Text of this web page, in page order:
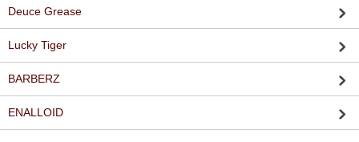
Deuce Grease
Lucky Tiger
BARBERZ
ENALLOID